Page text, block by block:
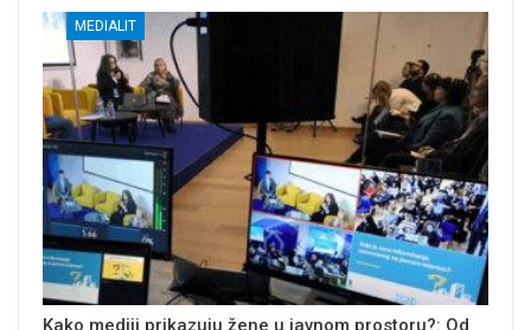
MEDIALIT
Kako mediji prikazuju žene u javnom prostoru?: Od